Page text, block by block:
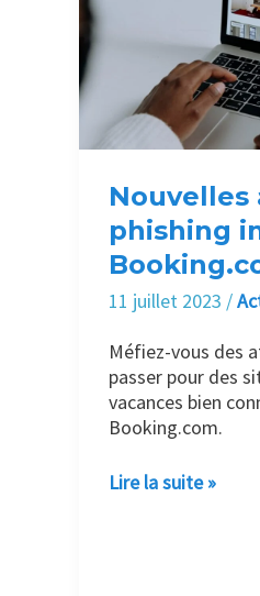
Nouvelles
phishing
11 juillet 2023 /
Méfiez-vous des
passer pour des
vacances bien
Booking.com.
Booking.com
et
Lire la suite »